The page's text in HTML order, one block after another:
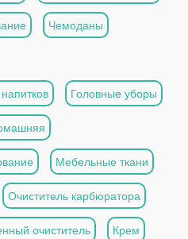
Чемоданы
Головные уборы
Мебельные ткани
Очиститель карбюратора
очиститель Крем